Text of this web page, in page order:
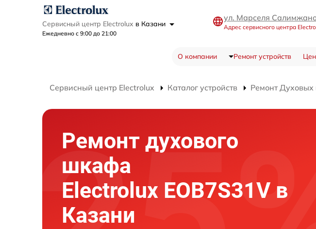
Сервисный центр Electrolux в Казани
Ежедневно с 9:00 до 21:00
ул. Марселя
Адрес сервисного центра
О компании Ремонт устройств
Сервисный центр Electrolux Каталог устройств Ремонт
Ремонт духового
шкафа
Electrolux EOB7S31V в
Казани